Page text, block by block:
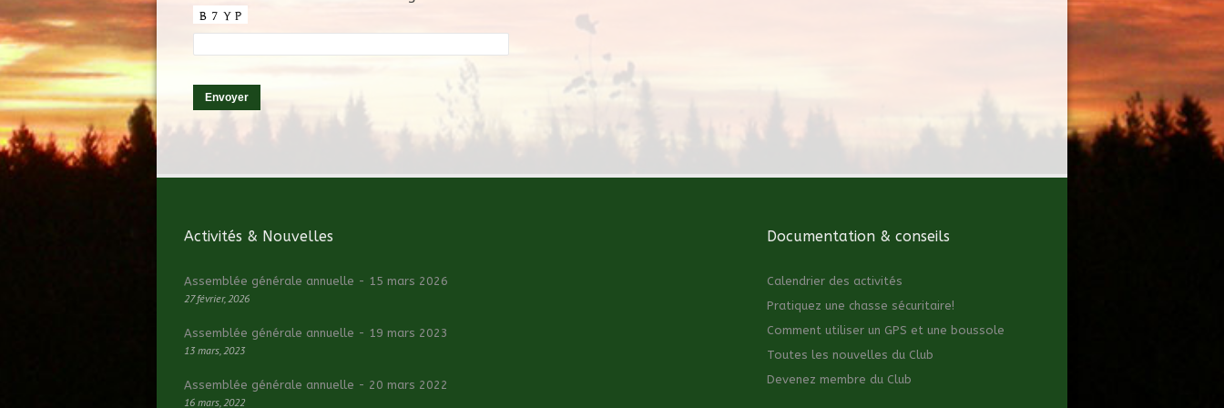
Activités & Nouvelles
Assemblée générale annuelle - 15 mars 2026
27 février, 2026
Assemblée générale annuelle - 19 mars 2023
13 mars, 2023
Assemblée générale annuelle - 20 mars 2022
16 mars, 2022
Documentation & conseils
Calendrier des activités
Pratiquez une chasse sécuritaire!
Comment utiliser un GPS et une boussole
Toutes les nouvelles du Club
Devenez membre du Club